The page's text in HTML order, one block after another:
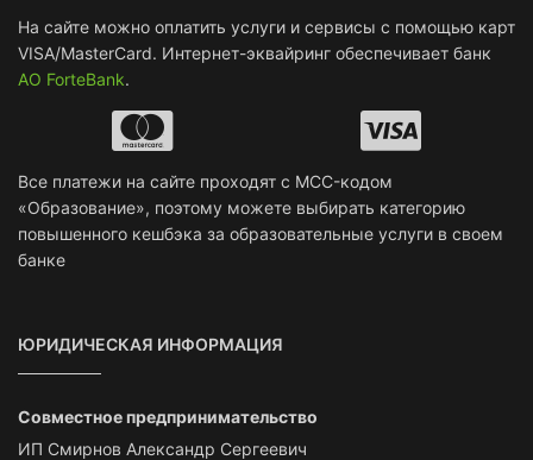
На сайте можно оплатить услуги и сервисы с помощью карт
VISA/MasterCard. Интернет-эквайринг обеспечивает банк
АО ForteBank.
Все платежи на сайте проходят с MCC-кодом
«Образование», поэтому можете выбирать категорию
повышенного кешбэка за образовательные услуги в своем
банке
ЮРИДИЧЕСКАЯ ИНФОРМАЦИЯ
Совместное предпринимательство
ИП Смирнов Александр Сергеевич